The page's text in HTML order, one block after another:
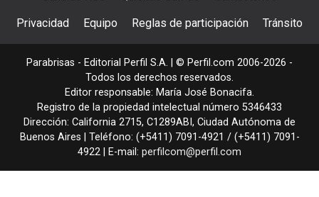
Privacidad Equipo Reglas de participación Tránsito
Parabrisas - Editorial Perfil S.A. | © Perfil.com 2006-2026 -
Todos los derechos reservados.
Editor responsable: María José Bonacifa.
Registro de la propiedad intelectual número 5346433
Dirección: California 2715, C1289ABI , Ciudad Autónoma de
Buenos Aires | Teléfono: (+5411) 7091-4921 / (+5411) 7091-
4922 | E-mail: perfilcom@perfil.com